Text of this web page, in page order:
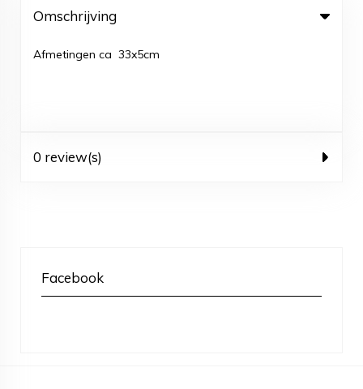
Omschrijving
Afmetingen ca 33x5cm
0 review(s)
Facebook